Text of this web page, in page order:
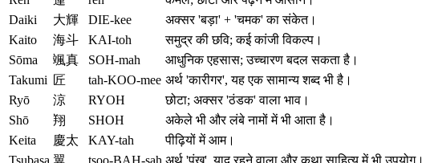
Daiki
大輝 DIE-kee
अक्सर 'बड़ा' + 'चमक' का संकेत।
Kaito
海斗 KAI-toh
समुद्र की छवि; कई कांजी विकल्प।
Sōma
颯真 SOH-mah
आधुनिक एहसास; उच्चारण बदल सकता है।
Takumi 匠 tah-KOO-mee अर्थ 'कारीगर', यह एक सामान्य शब्द भी है।
Ryō
涼 RYOH
छोटा; अक्सर 'ठंडक' वाला भाव।
Shō
翔 SHOH
अकेले भी और लंबे नामों में भी आता है।
Keita
慶太 KAY-tah
पीढ़ियों में आम।
Tsubasa 翼 tsoo-BAH-sah अर्थ 'पंख', याद रहने वाला और कथा साहित्य में भी उपयोग।